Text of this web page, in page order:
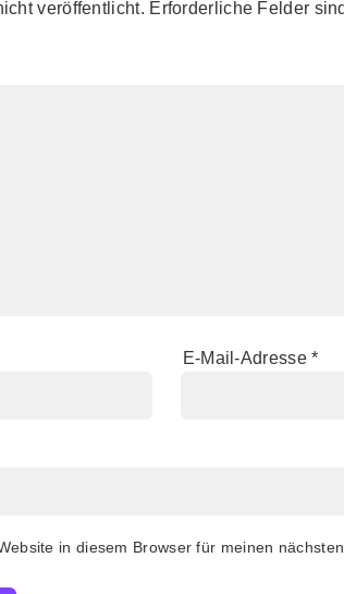
veröffentlicht. Erforderliche Felder
E-Mail-Adresse*
in diesem Browser für meinen